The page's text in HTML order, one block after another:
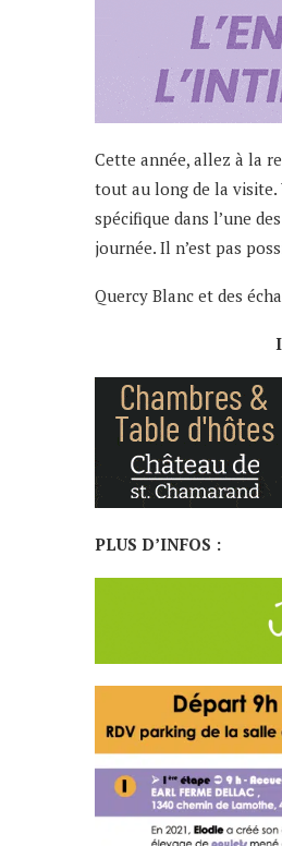
Cette année, allez à la
tout au long de la visite.
spécifique dans l’une
journée. Il n’est pas
Quercy Blanc et des
PLUS D’INFOS :